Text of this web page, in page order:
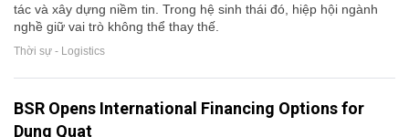
tác và xây dựng niềm tin. Trong hệ sinh thái đó, hiệp hội ngành
nghề giữ vai trò không thể thay thế.
Thời sự - Logistics
BSR Opens International Financing Options for
Dung Quat